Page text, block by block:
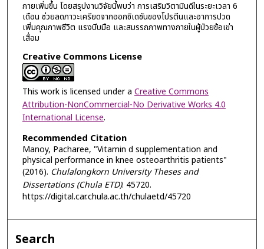
กายเพิ่มขึ้น โดยสรุปงานวิจัยนี้พบว่า การเสริมวิตามินดีในระยะเวลา 6
เดือน ช่วยลดภาวะเครียดจากออกซิเดชันของโปรตีนและอาการปวด
เพิ่มคุณภาพชีวิต แรงบีบมือ และสมรรถภาพทางกายในผู้ป่วยข้อเข่า
เสื่อม
Creative Commons License
This work is licensed under a Creative Commons
Attribution-NonCommercial-No Derivative Works 4.0
International License.
Recommended Citation
Manoy, Pacharee, "Vitamin d supplementation and
physical performance in knee osteoarthritis patients"
(2016). Chulalongkorn University Theses and
Dissertations (Chula ETD). 45720.
https://digital.car.chula.ac.th/chulaetd/45720
Search